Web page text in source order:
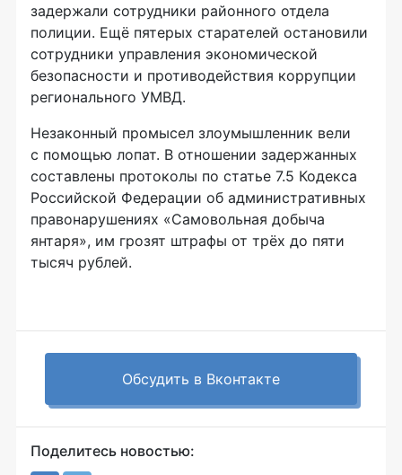
задержали сотрудники районного отдела
полиции. Ещё пятерых старателей остановили
сотрудники управления экономической
безопасности и противодействия коррупции
регионального УМВД.
Незаконный промысел злоумышленник вели
с помощью лопат. В отношении задержанных
составлены протоколы по статье 7.5 Кодекса
Российской Федерации об административных
правонарушениях «Самовольная добыча
янтаря», им грозят штрафы от трёх до пяти
тысяч рублей.
Обсудить в Вконтакте
Поделитесь новостью: